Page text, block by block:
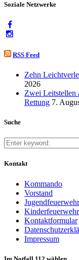
Soziale Netzwerke
RSS Feed
Zehn
2026
Zwei Leitstellen
Rettung 7.
Suche
Kontakt
Kommando
Vorstand
Jugendfeuerwehr
Kinderfeuerwehr
Kontaktformular
Impressum